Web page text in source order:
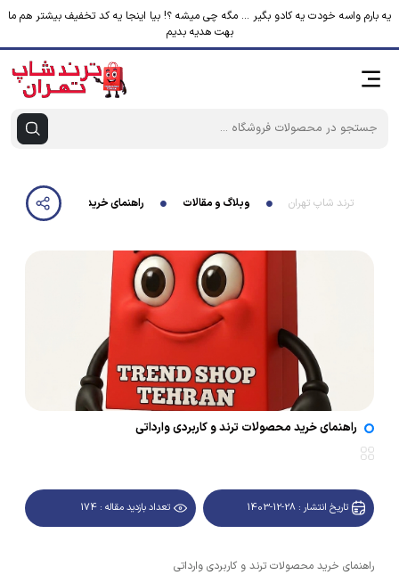
یه بارم واسه خودت یه کادو بگیر ... مگه چی میشه ؟! بیا اینجا یه کد تخفیف بیشتر هم ما
بهت هدیه بدیم
ترند شاپ تهران وبلاگ و مقالات راهنمای خرید محصولات ترند و
راهنمای خرید محصولات ترند و کاربردی وارداتی
تاریخ انتشار : 28-12-1403 تعداد بازدید مقاله : 174
راهنمای خرید محصولات ترند و کاربردی وارداتی